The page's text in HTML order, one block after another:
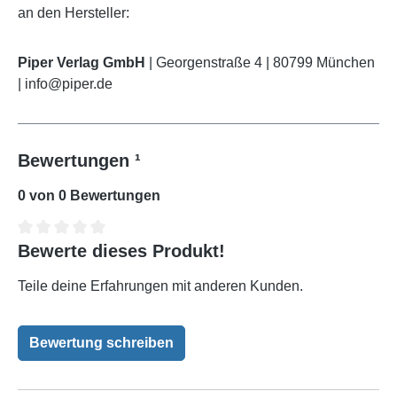
an den Hersteller:
Piper Verlag GmbH
| Georgenstraße 4 | 80799 München
| info@piper.de
Bewertungen ¹
0 von 0 Bewertungen
Durchschnittliche Bewertung von 0 von 5 Sternen
Bewerte dieses Produkt!
Teile deine Erfahrungen mit anderen Kunden.
Bewertung schreiben